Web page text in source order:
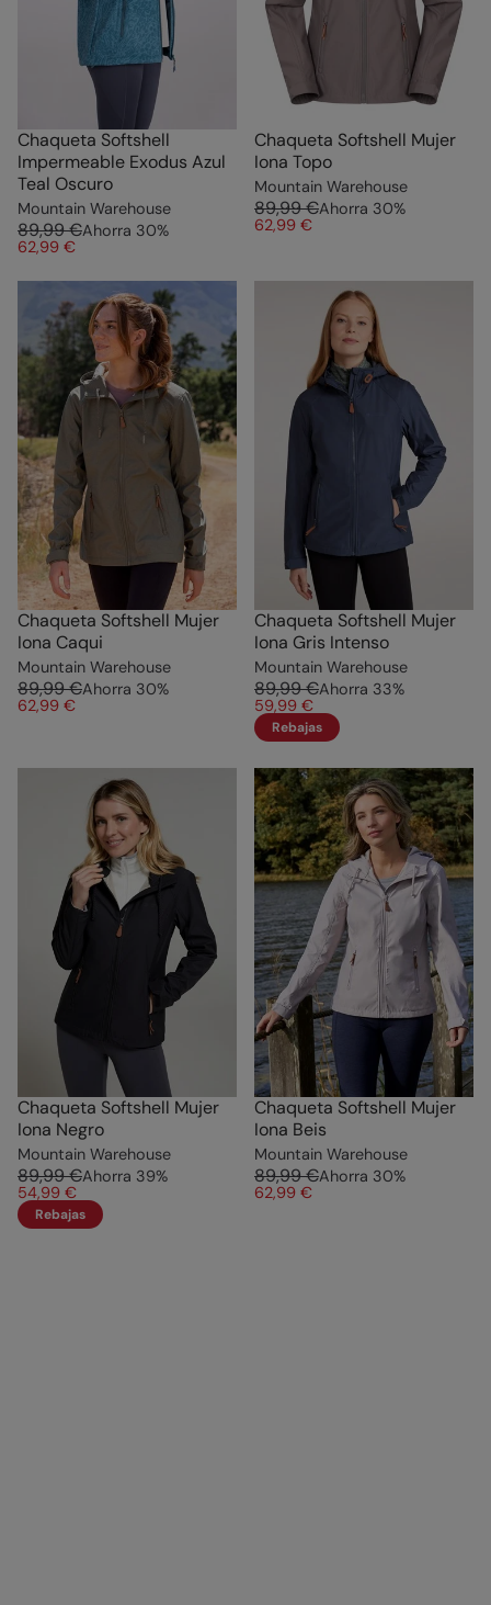
Chaqueta Softshell
Impermeable Exodus Azul
Teal Oscuro
Mountain Warehouse
89,99 €Ahorra 30%
62,99 €
Chaqueta Softshell Mujer
Iona Topo
Mountain Warehouse
89,99 €Ahorra 30%
62,99 €
Chaqueta Softshell Mujer
Iona Caqui
Mountain Warehouse
89,99 €Ahorra 30%
62,99 €
Chaqueta Softshell Mujer
Iona Gris Intenso
Mountain Warehouse
89,99 €Ahorra 33%
59,99 €
Rebajas
Chaqueta Softshell Mujer
Iona Negro
Mountain Warehouse
89,99 €Ahorra 39%
54,99 €
Rebajas
Chaqueta Softshell Mujer
Iona Beis
Mountain Warehouse
89,99 €Ahorra 30%
62,99 €